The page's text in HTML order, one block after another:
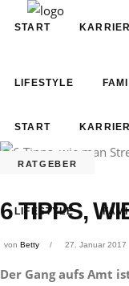
START
LIFESTYLE
START
LIFESTYLE
RATGEBER
6 TIPPS,
von Betty 27. Januar 2017
Der Gang aufs Amt